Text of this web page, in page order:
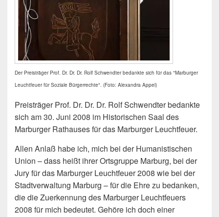
Der Preisträger Prof. Dr. Dr. Dr. Rolf Schwendter bedankte sich für das "Marburger
Leuchtfeuer für Soziale Bürgerrechte". (Foto: Alexandra Appel)
Preisträger Prof. Dr. Dr. Dr. Rolf Schwendter bedankte
sich am 30. Juni 2008 im Historischen Saal des
Marburger Rathauses für das Marburger Leuchtfeuer.
Allen Anlaß habe ich, mich bei der Humanistischen
Union – dass heißt ihrer Ortsgruppe Marburg, bei der
Jury für das Marburger Leuchtfeuer 2008 wie bei der
Stadtverwaltung Marburg – für die Ehre zu bedanken,
die die Zuerkennung des Marburger Leuchtfeuers
2008 für mich bedeutet. Gehöre ich doch einer